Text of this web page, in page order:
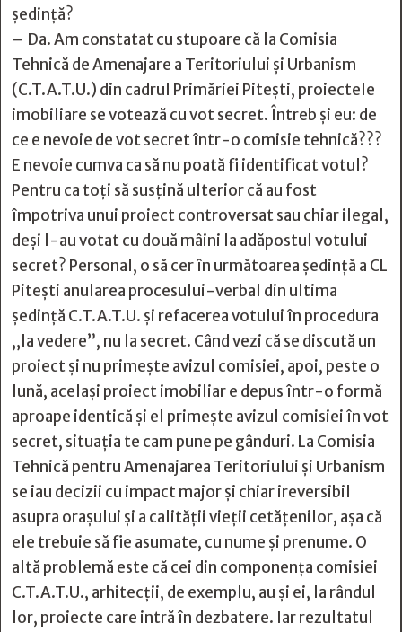
ședință?
– Da. Am constatat cu stupoare că la Comisia
Tehnică de Amenajare a Teritoriului și Urbanism
(C.T.A.T.U.) din cadrul Primăriei Pitești, proiectele
imobiliare se votează cu vot secret. Întreb și eu: de
ce e nevoie de vot secret într-o comisie tehnică???
E nevoie cumva ca să nu poată fi identificat votul?
Pentru ca toți să susțină ulterior că au fost
împotriva unui proiect controversat sau chiar ilegal,
deși l-au votat cu două mâini la adăpostul votului
secret? Personal, o să cer în următoarea ședință a CL
Pitești anularea procesului-verbal din ultima
ședință C.T.A.T.U. și refacerea votului în procedura
„la vedere”, nu la secret. Când vezi că se discută un
proiect și nu primește avizul comisiei, apoi, peste o
lună, același proiect imobiliar e depus într-o formă
aproape identică și el primește avizul comisiei în vot
secret, situația te cam pune pe gânduri. La Comisia
Tehnică pentru Amenajarea Teritoriului și Urbanism
se iau decizii cu impact major și chiar ireversibil
asupra orașului și a calității vieții cetățenilor, așa că
ele trebuie să fie asumate, cu nume și prenume. O
altă problemă este că cei din componența comisiei
C.T.A.T.U., arhitecții, de exemplu, au și ei, la rândul
lor, proiecte care intră în dezbatere. Iar rezultatul